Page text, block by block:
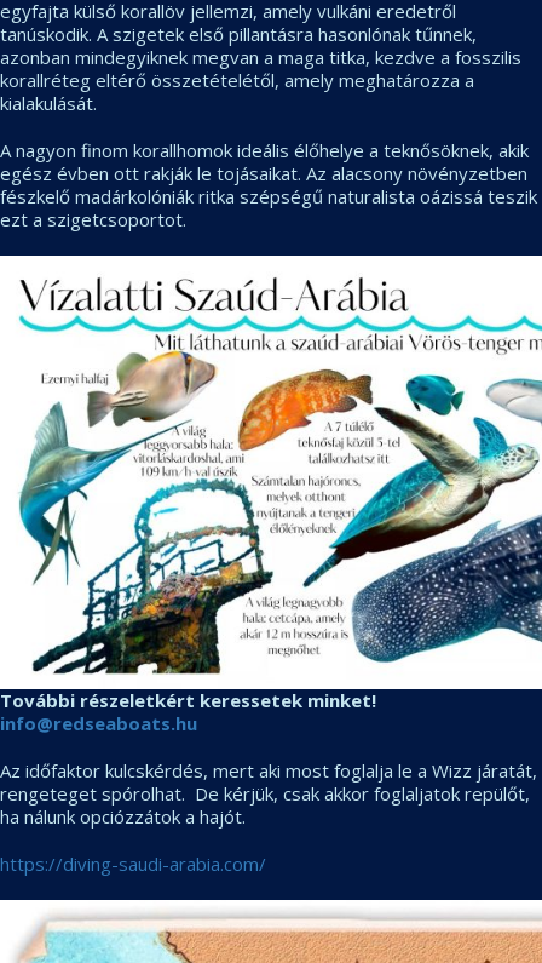
egyfajta külső korallöv jellemzi, amely vulkáni eredetről
tanúskodik. A szigetek első pillantásra hasonlónak tűnnek,
azonban mindegyiknek megvan a maga titka, kezdve a fosszilis
korallréteg eltérő összetételétől, amely meghatározza a
kialakulását.
A nagyon finom korallhomok ideális élőhelye a teknősöknek, akik
egész évben ott rakják le tojásaikat. Az alacsony növényzetben
fészkelő madárkolóniák ritka szépségű naturalista oázissá teszik
ezt a szigetcsoportot.
További részeletkért keressetek minket!
info@redseaboats.hu
Az időfaktor kulcskérdés, mert aki most foglalja le a Wizz járatát,
rengeteget spórolhat. De kérjük, csak akkor foglaljatok repülőt,
ha nálunk opciózzátok a hajót.
https://diving-saudi-arabia.com/